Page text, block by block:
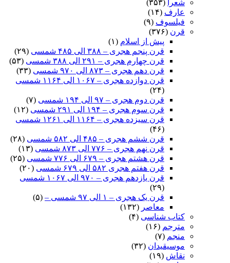
شعرا
(۳۵۳)
عارف (۱۴)
فیلسوف (۹)
قرن (۳۷۶)
پیش از اسلام (۱)
قرن پنجم هجری – ۳۸۸ الی ۴۸۵ شمسی
(۲۹)
قرن چهارم هجری – ۲۹۱ الی ۳۸۸ شمسی
(۵۳)
قرن دهم هجری – ۸۷۳ الی ۹۷۰ شمسی
(۳۳)
قرن دوازده هجری – ۱۰۶۷ الی ۱۱۶۴ شمسی
(۲۴)
قرن دوم هجری – ۹۷ الی ۱۹۴ شمسی
(۷)
قرن سوم هجری – ۱۹۴ الی ۲۹۱ شمسی
(۱۲)
قرن سیزده هجری – ۱۱۶۴ الی ۱۲۶۱ شمسی
(۴۶)
قرن ششم هجری – ۴۸۵ الی ۵۸۲ شمسی
(۲۸)
قرن نهم هجری – ۷۷۶ الی ۸۷۳ شمسی
(۱۳)
قرن هشتم هجری – ۶۷۹ الی ۷۷۶ شمسی
(۲۵)
قرن هفتم هجری ۵۸۲ الی ۶۷۹ شمسی
(۲۰)
قرن یازدهم هجری – ۹۷۰ الی ۱۰۶۷ شمسی
(۲۹)
قرن یک هجری – ۱ الی ۹۷ شمسی –
(۵)
معاصر (۱۳۲)
کتاب شناسی (۴)
مترجم (۱۶)
منجم (۷)
موسیقیدان (۳۲)
نقاش (۱۹)